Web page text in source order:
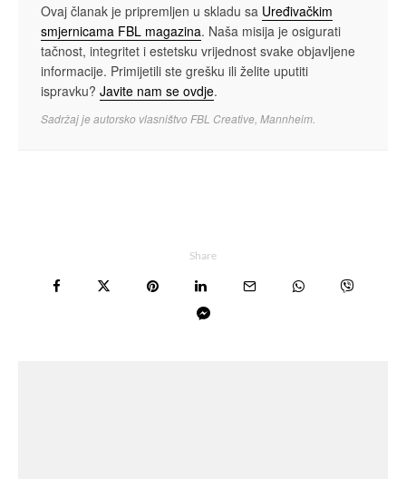
Ovaj članak je pripremljen u skladu sa Uređivačkim
smjernicama FBL magazina. Naša misija je osigurati
tačnost, integritet i estetsku vrijednost svake objavljene
informacije. Primijetili ste grešku ili želite uputiti
ispravku? Javite nam se ovdje.
Sadržaj je autorsko vlasništvo FBL Creative, Mannheim.
Share